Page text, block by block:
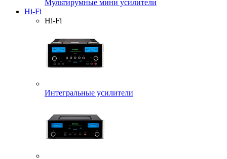
Мультирумные мини усилители
Hi-Fi
Hi-Fi
Интегральные усилители